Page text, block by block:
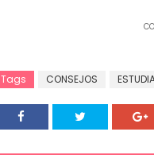
Tags CONSEJOS